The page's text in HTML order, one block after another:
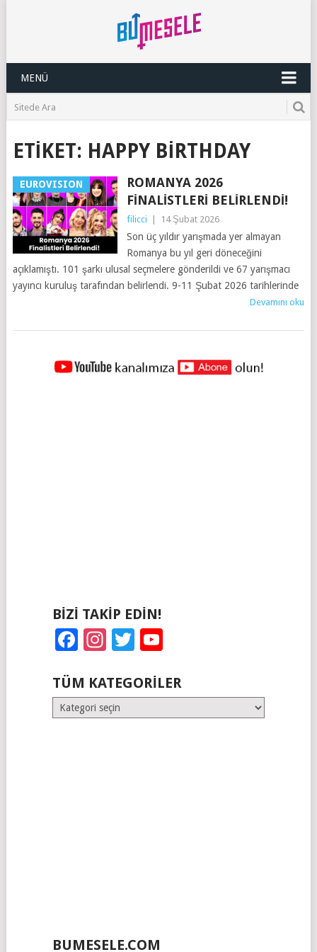
MENÜ
ETIKET: HAPPY BIRTHDAY
EUROVISION
ROMANYA 2026
FINALISTLERI BELIRLENDI!
filicci 14 Şubat 2026
Son üç yıldır yarışmada yer almayan
Romanya bu yıl geri döneceğini
açıklamıştı. 101 şarkı ulusal seçmelere gönderildi ve 67 yarışmacı
yayıncı kuruluş tarafından belirlendi. 9-11 Şubat 2026 tarihlerinde
Devamını oku
YAZILAR
BIZI TAKIP EDIN!
Facebook
Instagram
Twitter
TÜM KATEGORILER
Tüm
Kategoriler
BUMESELE.COM